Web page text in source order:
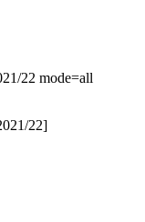
22 mode=all
22]